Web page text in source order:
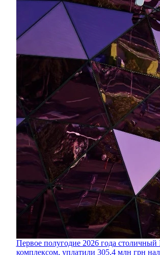
Первое полугодие 2026 года
комплексом, уплатили 305,4 млн грн